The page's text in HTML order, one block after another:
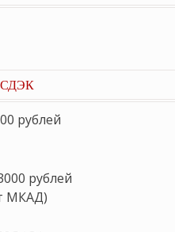
СДЭК
рублей
рублей
МКАД)